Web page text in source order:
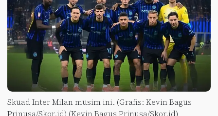
Skuad Inter Milan musim ini. (Grafis: Kevin Bagus
Prinusa/Skor.id) (Kevin Bagus Prinusa/Skor.id)